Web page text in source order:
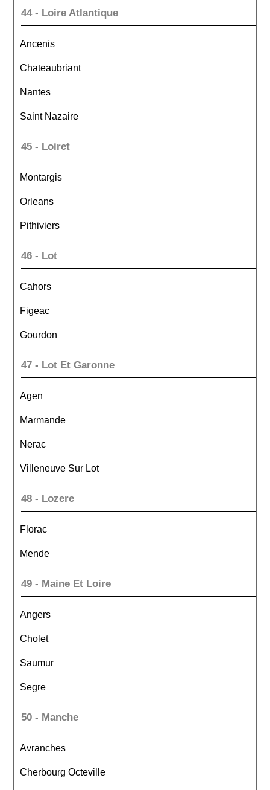
44 - Loire Atlantique
Ancenis
Chateaubriant
Nantes
Saint Nazaire
45 - Loiret
Montargis
Orleans
Pithiviers
46 - Lot
Cahors
Figeac
Gourdon
47 - Lot Et Garonne
Agen
Marmande
Nerac
Villeneuve Sur Lot
48 - Lozere
Florac
Mende
49 - Maine Et Loire
Angers
Cholet
Saumur
Segre
50 - Manche
Avranches
Cherbourg Octeville